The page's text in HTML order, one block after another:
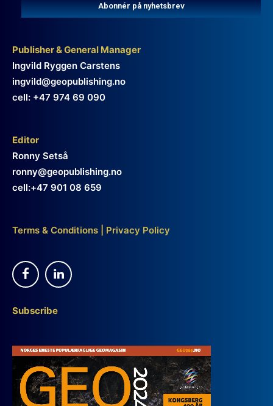
Abonnér på nyhetsbrev
Publisher & General Manager
Ingvild Ryggen Carstens
ingvild@geopublishing.no
cell: +47 974 69 090
Editor
Ronny Setså
ronny@geopublishing.no
cell:+47 901 08 659
Terms & Conditions Privacy Policy
Subscribe